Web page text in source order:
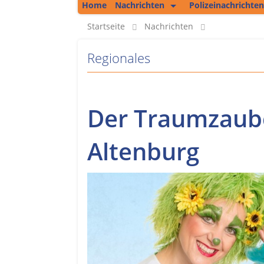
Home
Nachrichten
Kolumne
Unsere Podcasts
Polizeinachrichten
Startseite
Nachrichten
Regionales
Der
Altenburg